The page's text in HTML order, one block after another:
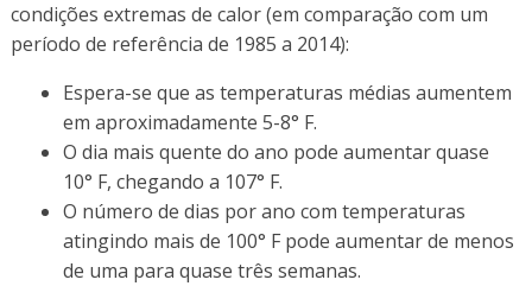
condições extremas de calor (em comparação com um
período de referência de 1985 a 2014):
Espera-se que as temperaturas médias aumentem
em aproximadamente 5-8° F.
O dia mais quente do ano pode aumentar quase
10° F, chegando a 107° F.
O número de dias por ano com temperaturas
atingindo mais de 100° F pode aumentar de menos
de uma para quase três semanas.